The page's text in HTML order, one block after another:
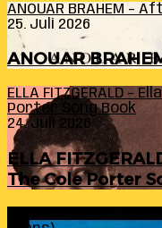
ANOUAR BRAHEM –
25. Juli 2026
ANOUAR
ELLA FITZGERALD –
Porter Song Book
24. Juli 2026
ELLA
The Cole Porter